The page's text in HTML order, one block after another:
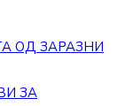
ОД ЗАРАЗНИ
ЗА